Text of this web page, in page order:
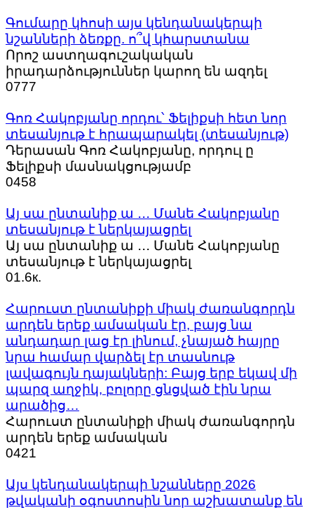
Գումարը կհոսի այս կենդանակերպի
նշանների ձեռքը. ո՞վ կհարստանա
Որոշ աստղագուշակական
իրադարձություններ կարող են ազդել
0777
Գոռ Հակոբյանը որդու՝ Ֆելիքսի հետ նոր
տեսանյութ է հրապարակել (տեսանյութ)
Դերասան Գոռ Հակոբյանը, որդուլ ը
Ֆելիքսի մասնակցությամբ
0458
Այ սա ընտանիք ա ․․․ Մանե Հակոբյանը
տեսանյութ է ներկայացրել
Այ սա ընտանիք ա ․․․ Մանե Հակոբյանը
տեսանյութ է ներկայացրել
01.6к.
Հարուստ ընտանիքի միակ ժառանգորդն
արդեն երեք ամսական էր, բայց նա
անդադար լաց էր լինում, չնայած հայրը
նրա համար վարձել էր տասնութ
լավագույն դայակների: Բայց երբ եկավ մի
պարզ աղջիկ, բոլորը ցնցված էին նրա
արածից…
Հարուստ ընտանիքի միակ ժառանգորդն
արդեն երեք ամսական
0421
Այս կենդանակերպի նշանները 2026
թվականի օգոստոսին նոր աշխատանք են